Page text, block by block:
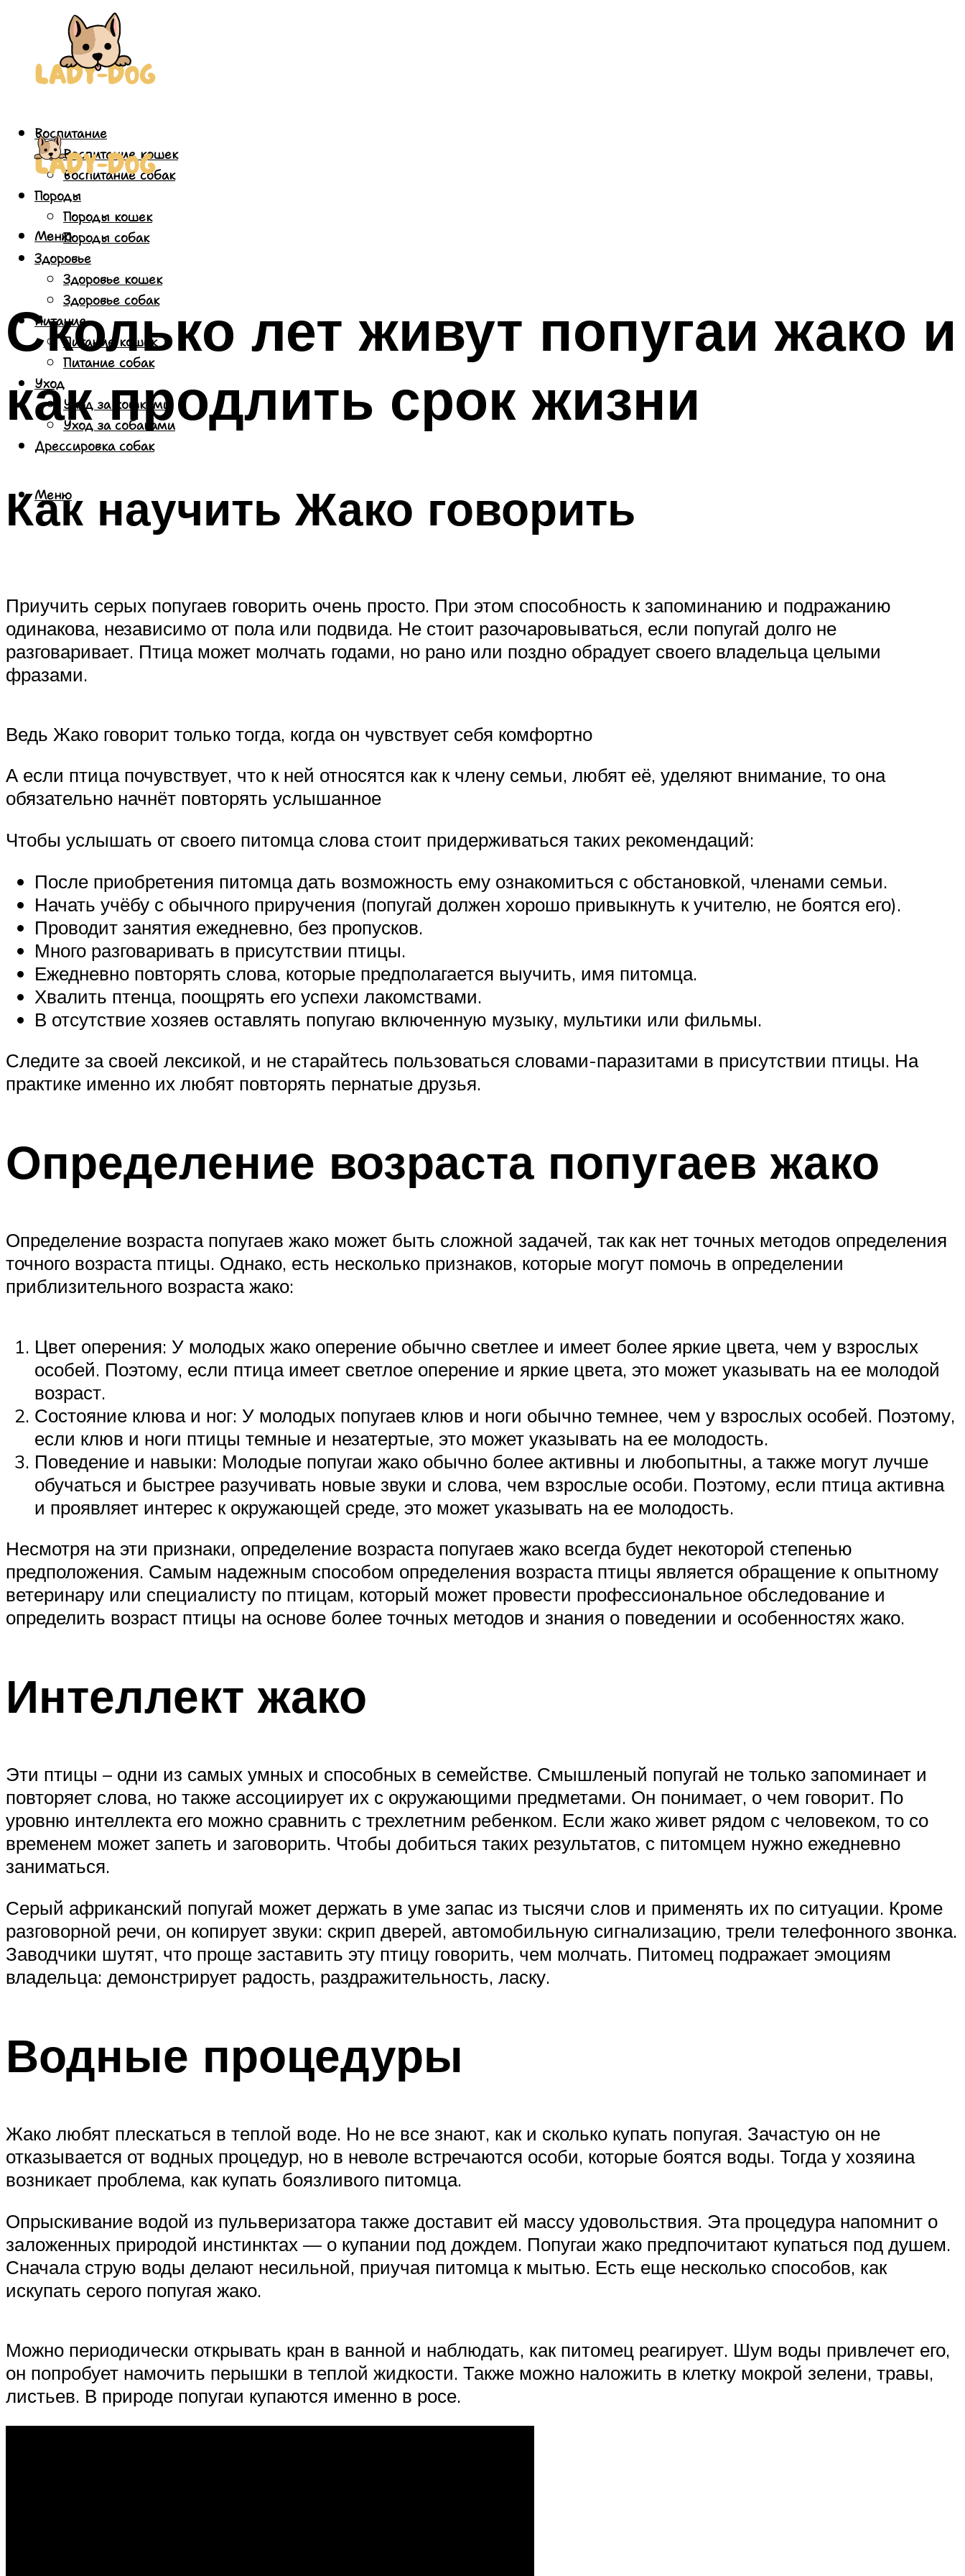
Воспитание
Воспитание кошек
Воспитание собак
Породы
Породы кошек
Породы собак
Здоровье
Здоровье кошек
Здоровье собак
Питание
Питание кошек
Питание собак
Уход
Уход за кошками
Уход за собаками
Дрессировка собак
Меню
Меню
Сколько лет живут попугаи жако и
как продлить срок жизни
Как научить Жако говорить
Приучить серых попугаев говорить очень просто. При этом способность к запоминанию и подражанию
одинакова, независимо от пола или подвида. Не стоит разочаровываться, если попугай долго не
разговаривает. Птица может молчать годами, но рано или поздно обрадует своего владельца целыми
фразами.
Ведь Жако говорит только тогда, когда он чувствует себя комфортно
А если птица почувствует, что к ней относятся как к члену семьи, любят её, уделяют внимание, то она
обязательно начнёт повторять услышанное
Чтобы услышать от своего питомца слова стоит придерживаться таких рекомендаций:
После приобретения питомца дать возможность ему ознакомиться с обстановкой, членами семьи.
Начать учёбу с обычного приручения (попугай должен хорошо привыкнуть к учителю, не боятся его).
Проводит занятия ежедневно, без пропусков.
Много разговаривать в присутствии птицы.
Ежедневно повторять слова, которые предполагается выучить, имя питомца.
Хвалить птенца, поощрять его успехи лакомствами.
В отсутствие хозяев оставлять попугаю включенную музыку, мультики или фильмы.
Следите за своей лексикой, и не старайтесь пользоваться словами-паразитами в присутствии птицы. На
практике именно их любят повторять пернатые друзья.
Определение возраста попугаев жако
Определение возраста попугаев жако может быть сложной задачей, так как нет точных методов определения
точного возраста птицы. Однако, есть несколько признаков, которые могут помочь в определении
приблизительного возраста жако:
Цвет оперения: У молодых жако оперение обычно светлее и имеет более яркие цвета, чем у взрослых
особей. Поэтому, если птица имеет светлое оперение и яркие цвета, это может указывать на ее молодой
возраст.
Состояние клюва и ног: У молодых попугаев клюв и ноги обычно темнее, чем у взрослых особей. Поэтому,
если клюв и ноги птицы темные и незатертые, это может указывать на ее молодость.
Поведение и навыки: Молодые попугаи жако обычно более активны и любопытны, а также могут лучше
обучаться и быстрее разучивать новые звуки и слова, чем взрослые особи. Поэтому, если птица активна
и проявляет интерес к окружающей среде, это может указывать на ее молодость.
Несмотря на эти признаки, определение возраста попугаев жако всегда будет некоторой степенью
предположения. Самым надежным способом определения возраста птицы является обращение к опытному
ветеринару или специалисту по птицам, который может провести профессиональное обследование и
определить возраст птицы на основе более точных методов и знания о поведении и особенностях жако.
Интеллект жако
Эти птицы – одни из самых умных и способных в семействе. Смышленый попугай не только запоминает и
повторяет слова, но также ассоциирует их с окружающими предметами. Он понимает, о чем говорит. По
уровню интеллекта его можно сравнить с трехлетним ребенком. Если жако живет рядом с человеком, то со
временем может запеть и заговорить. Чтобы добиться таких результатов, с питомцем нужно ежедневно
заниматься.
Серый африканский попугай может держать в уме запас из тысячи слов и применять их по ситуации. Кроме
разговорной речи, он копирует звуки: скрип дверей, автомобильную сигнализацию, трели телефонного звонка.
Заводчики шутят, что проще заставить эту птицу говорить, чем молчать. Питомец подражает эмоциям
владельца: демонстрирует радость, раздражительность, ласку.
Водные процедуры
Жако любят плескаться в теплой воде. Но не все знают, как и сколько купать попугая. Зачастую он не
отказывается от водных процедур, но в неволе встречаются особи, которые боятся воды. Тогда у хозяина
возникает проблема, как купать боязливого питомца.
Опрыскивание водой из пульверизатора также доставит ей массу удовольствия. Эта процедура напомнит о
заложенных природой инстинктах — о купании под дождем. Попугаи жако предпочитают купаться под душем.
Сначала струю воды делают несильной, приучая питомца к мытью. Есть еще несколько способов, как
искупать серого попугая жако.
Можно периодически открывать кран в ванной и наблюдать, как питомец реагирует. Шум воды привлечет его,
он попробует намочить перышки в теплой жидкости. Также можно наложить в клетку мокрой зелени, травы,
листьев. В природе попугаи купаются именно в росе.